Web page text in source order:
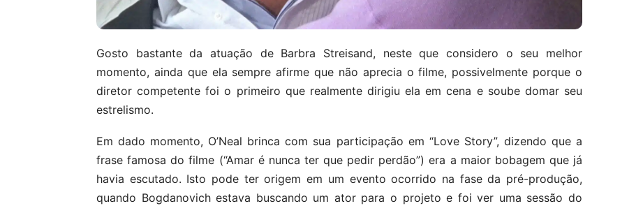
Gosto bastante da atuação de Barbra Streisand, neste que considero o seu melhor
momento, ainda que ela sempre afirme que não aprecia o filme, possivelmente porque o
diretor competente foi o primeiro que realmente dirigiu ela em cena e soube domar seu
estrelismo.
Em dado momento, O’Neal brinca com sua participação em “Love Story”, dizendo que a
frase famosa do filme (“Amar é nunca ter que pedir perdão”) era a maior bobagem que já
havia escutado. Isto pode ter origem em um evento ocorrido na fase da pré-produção,
quando Bogdanovich estava buscando um ator para o projeto e foi ver uma sessão do